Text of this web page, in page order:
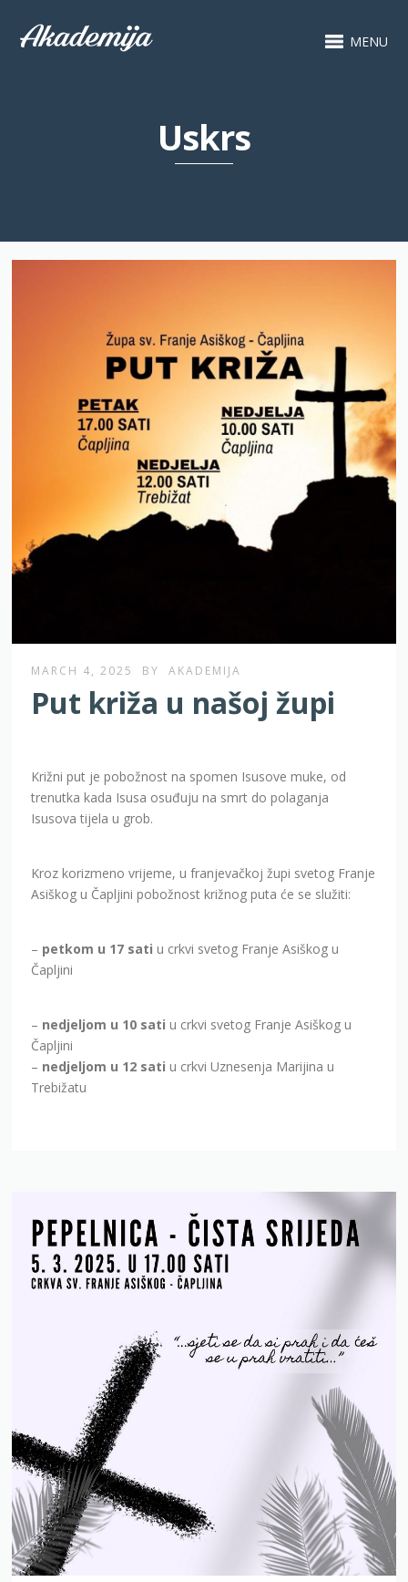
MENU
Uskrs
MARCH 4, 2025 BY AKADEMIJA
Put križa u našoj župi
Križni put je pobožnost na spomen Isusove muke, od
trenutka kada Isusa osuđuju na smrt do polaganja
Isusova tijela u grob.
Kroz korizmeno vrijeme, u franjevačkoj župi svetog Franje
Asiškog u Čapljini pobožnost križnog puta će se služiti:
– petkom u 17 sati u crkvi svetog Franje Asiškog u
Čapljini
– nedjeljom u 10 sati u crkvi svetog Franje Asiškog u
Čapljini
– nedjeljom u 12 sati u crkvi Uznesenja Marijina u
Trebižatu